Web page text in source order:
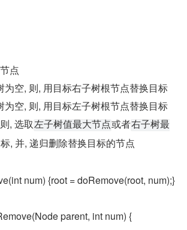
点
为空, 则, 用目标右子树根节点替换目标
为空, 则, 用目标左子树根节点替换目标
, 选取左子树值最大节点或者右子树最
, 并, 递归删除替换目标的节点
num) {root = doRemove(root, num);}
parent, int num) {